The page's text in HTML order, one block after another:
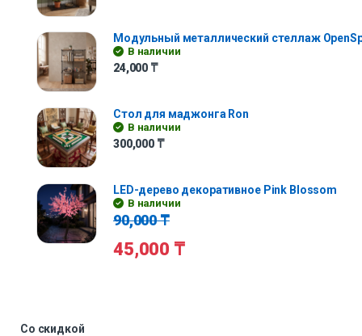
Модульный металлический стеллаж
В наличии
24,000 ₸
Стол для маджонга Ron
В наличии
300,000 ₸
LED-дерево декоративное Pink Blossom
В наличии
90,000₸
45,000 ₸
Со скидкой